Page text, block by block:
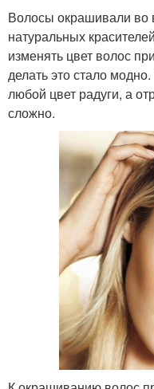
Волосы окрашивали
натуральных
изменять цвет волос
делать это стало
любой цвет радуги, а
сложно.